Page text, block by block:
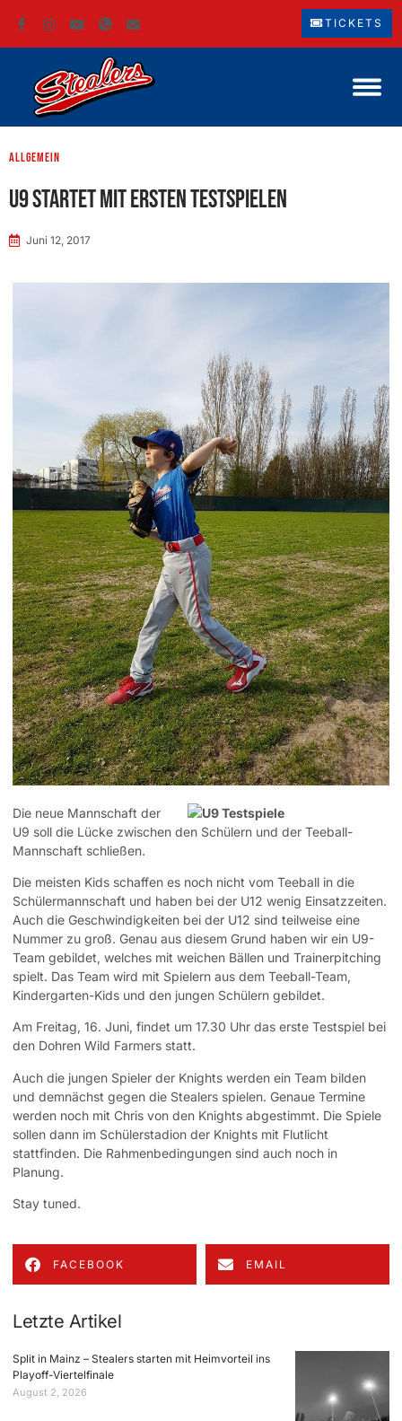
TICKETS
Allgemein
U9 startet mit ersten Testspielen
Juni 12, 2017
Die neue Mannschaft der
U9 soll die Lücke zwischen den Schülern und der Teeball-
Mannschaft schließen.
Die meisten Kids schaffen es noch nicht vom Teeball in die
Schülermannschaft und haben bei der U12 wenig Einsatzzeiten.
Auch die Geschwindigkeiten bei der U12 sind teilweise eine
Nummer zu groß. Genau aus diesem Grund haben wir ein U9-
Team gebildet, welches mit weichen Bällen und Trainerpitching
spielt. Das Team wird mit Spielern aus dem Teeball-Team,
Kindergarten-Kids und den jungen Schülern gebildet.
Am Freitag, 16. Juni, findet um 17.30 Uhr das erste Testspiel bei
den Dohren Wild Farmers statt.
Auch die jungen Spieler der Knights werden ein Team bilden
und demnächst gegen die Stealers spielen. Genaue Termine
werden noch mit Chris von den Knights abgestimmt. Die Spiele
sollen dann im Schülerstadion der Knights mit Flutlicht
stattfinden. Die Rahmenbedingungen sind auch noch in
Planung.
Stay tuned.
FACEBOOK EMAIL
Letzte Artikel
Split in Mainz – Stealers starten mit Heimvorteil ins
Playoff-Viertelfinale
August 2, 2026